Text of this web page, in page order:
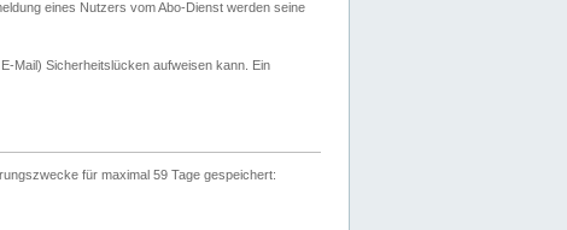
eines Nutzers vom Abo-Dienst werden seine
Mail) Sicherheitslücken aufweisen kann. Ein
für maximal 59 Tage gespeichert: